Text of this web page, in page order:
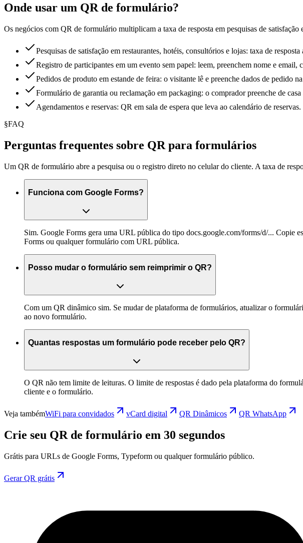
Onde usar um QR de formulário?
Os negócios com QR de formulário multiplicam a taxa de resposta em pesquisas de satisfação
Pesquisas de satisfação em restaurantes, hotéis, consultórios e lojas: taxa de
Registro de participantes em um evento sem papel: leem, preenchem nome e email,
Pedidos de produto em estande de feira: o visitante lê e preenche dados de pedido
Formulário de garantia ou reclamação em packaging: o comprador preenche de casa
Agendamentos e reservas: QR em sala de espera que leva ao calendário de reservas.
§FAQ
Perguntas frequentes sobre QR para formulários
Um QR de formulário abre a pesquisa ou o registro direto no celular do cliente. A taxa de
Funciona com Google Forms?
Sim. Google Forms gera uma URL pública do tipo docs.google.com/forms/d/... Copie
Forms ou qualquer formulário com URL pública.
Posso mudar o formulário sem reimprimir o QR?
Com um QR dinâmico sim. Se mudar de plataforma de formulários, atualizar o
ao novo formulário.
Quantas respostas um formulário pode receber pelo QR?
O QR não tem limite de leituras. O limite de respostas é dado pela plataforma do
cliente e o formulário.
Veja tambémWiFi para convidados vCard digital QR Dinâmicos QR WhatsApp
Crie seu QR de formulário em 30 segundos
Grátis para URLs de Google Forms, Typeform ou qualquer formulário público.
Gerar QR grátis